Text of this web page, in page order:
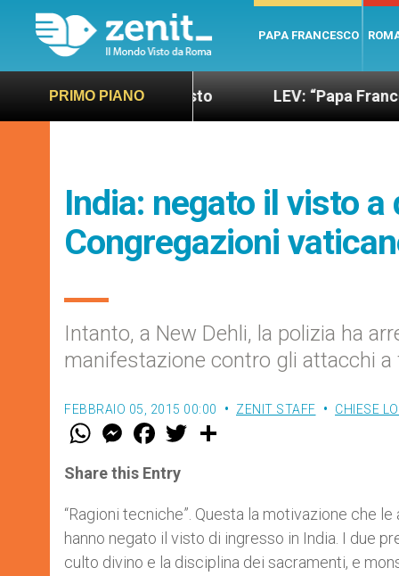
PAPA FRANCESCO
PRIMO PIANO
sano e giusto LEV: “Papa Francesco. Un
India: negato il visto
Congregazioni
Intanto, a New Dehli, la polizia ha
manifestazione contro gli attacchi a
FEBBRAIO 05, 2015 00:00 ZENIT STAFF CHIESE
W
t
s
p
p
M
e
s
e
g
e
r
F
a
e
b
o
k
w
Share this Entry
“Ragioni tecniche”. Questa la motivazione che
hanno negato il visto di ingresso in India. I due
culto divino e la disciplina dei sacramenti, e